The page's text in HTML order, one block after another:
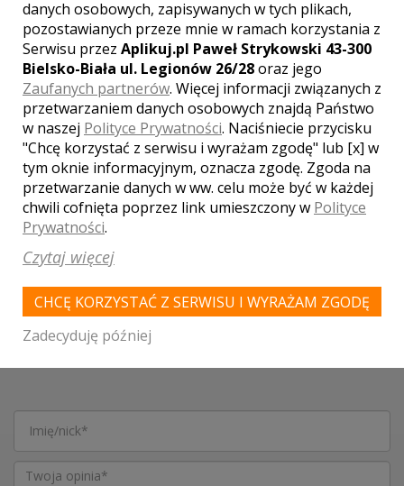
Akceptuję regulaminipolitykę prywatności
Klauzula informacyjna
WYŚLIJ
danych osobowych, zapisywanych w tych plikach,
pozostawianych przeze mnie w ramach korzystania z
Serwisu przez Aplikuj.pl Paweł Strykowski 43-300
Bielsko-Biała ul. Legionów 26/28oraz jego
Zaufanych partnerów. Więcej informacji związanych z
przetwarzaniem danych osobowych znajdą Państwo
w naszej Polityce Prywatności. Naciśniecie przycisku
"Chcę korzystać z serwisu i wyrażam zgodę" lub [x] w
tym oknie informacyjnym, oznacza zgodę. Zgoda na
przetwarzanie danych w ww. celu może być w każdej
chwili cofnięta poprzez link umieszczony w Polityce
Prywatności.
Czytaj więcej
CHCĘ KORZYSTAĆ Z SERWISU I WYRAŻAM ZGODĘ
Zadecyduję później